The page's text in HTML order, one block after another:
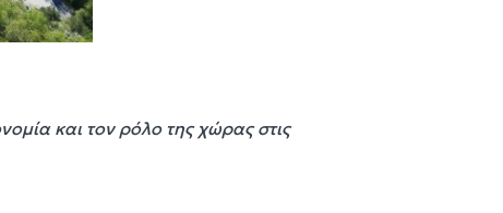
και τον ρόλο της χώρας στις